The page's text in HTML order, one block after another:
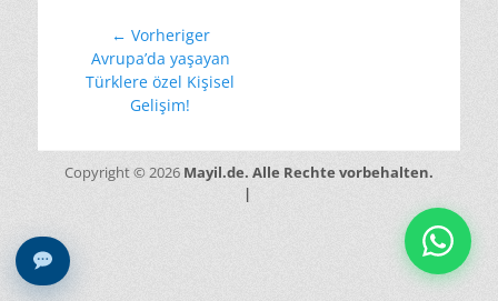
Beitragsnavigation
← Vorheriger
Vorheriger
Beitrag:
Avrupa’da yaşayan
Türklere özel Kişisel
Gelişim!
Mayil.de